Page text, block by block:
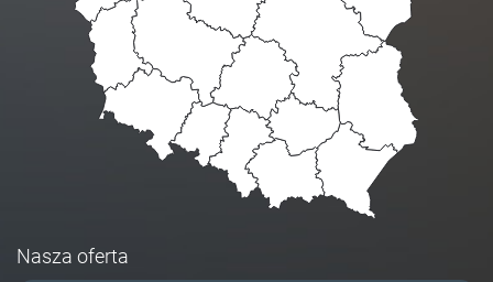
Nasza oferta